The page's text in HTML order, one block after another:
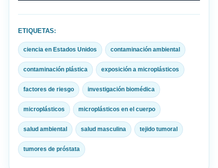
ETIQUETAS:
ciencia en Estados Unidos contaminación ambiental
contaminación plástica exposición a microplásticos
factores de riesgo investigación biomédica
microplásticos microplásticos en el cuerpo
salud ambiental salud masculina tejido tumoral
tumores de próstata